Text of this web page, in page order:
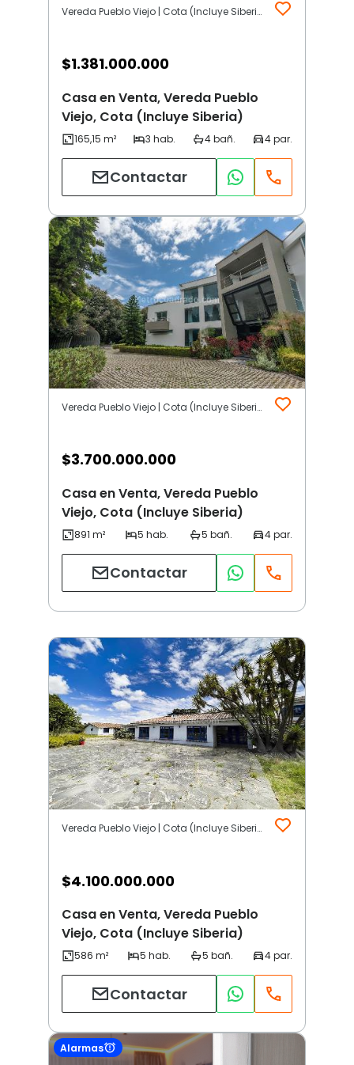
Vereda Pueblo Viejo | Cota (Incluye Siberia)
$1.381.000.000
Casa en Venta, Vereda Pueblo
Viejo, Cota (Incluye Siberia)
Contactar
Vereda Pueblo Viejo | Cota (Incluye Siberia)
$3.700.000.000
Casa en Venta, Vereda Pueblo
Viejo, Cota (Incluye Siberia)
Contactar
Vereda Pueblo Viejo | Cota (Incluye Siberia)
$4.100.000.000
Casa en Venta, Vereda Pueblo
Viejo, Cota (Incluye Siberia)
Contactar
Alarmas